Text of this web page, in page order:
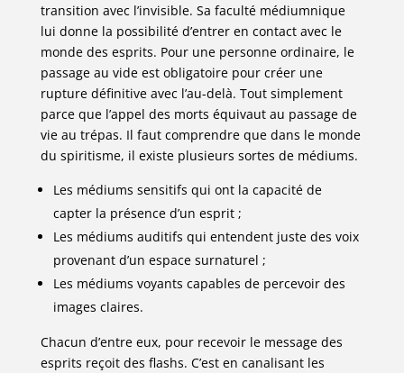
transition avec l’invisible. Sa faculté médiumnique
lui donne la possibilité d’entrer en contact avec le
monde des esprits. Pour une personne ordinaire, le
passage au vide est obligatoire pour créer une
rupture définitive avec l’au-delà. Tout simplement
parce que l’appel des morts équivaut au passage de
vie au trépas. Il faut comprendre que dans le monde
du spiritisme, il existe plusieurs sortes de médiums.
Les médiums sensitifs qui ont la capacité de
capter la présence d’un esprit ;
Les médiums auditifs qui entendent juste des voix
provenant d’un espace surnaturel ;
Les médiums voyants capables de percevoir des
images claires.
Chacun d’entre eux, pour recevoir le message des
esprits reçoit des flashs. C’est en canalisant les